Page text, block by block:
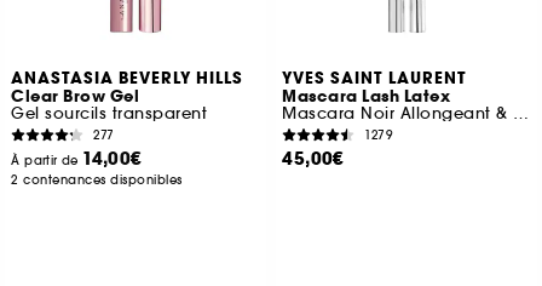
ANASTASIA BEVERLY HILLS
Clear Brow Gel
Gel sourcils transparent
277
À partir de 14,00€
2 contenances disponibles
YVES SAINT LAURENT
Mascara Lash Latex
Mascara Noir Allongeant & Sculptant
1279
45,00€